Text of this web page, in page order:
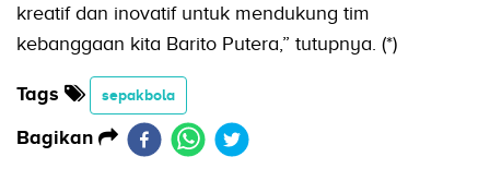
kreatif dan inovatif untuk mendukung tim
kebanggaan kita Barito Putera,” tutupnya. (*)
Tags sepakbola
Bagikan